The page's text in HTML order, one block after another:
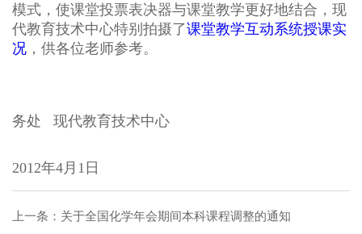
模式，使课堂投票表决器与课堂教学更好地结合，现
代教育技术中心特别拍摄了课堂教学互动系统授课实
况 ，供各位老师参考。
务处 现代教育技术中心
2012年4月1日
上一条： 关于全国化学年会期间本科课程调整的通知